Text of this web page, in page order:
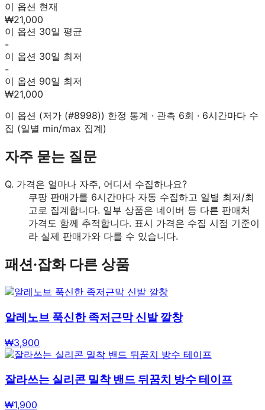
이 옵션 현재
₩21,000
이 옵션 30일 평균
-
이 옵션 30일 최저
-
이 옵션 90일 최저
₩21,000
이 옵션 (저가 (#8998)) 한정 통계 · 관측 6회 · 6시간마다 수
집 (일별 min/max 집계)
자주 묻는 질문
Q. 가격은 얼마나 자주, 어디서 수집하나요?
쿠팡 판매가를 6시간마다 자동 수집하고 일별 최저/최
고로 집계합니다. 일부 상품은 네이버 등 다른 판매처
가격도 함께 추적합니다. 표시 가격은 수집 시점 기준이
라 실제 판매가와 다를 수 있습니다.
패션·잡화다른 상품
알레노브 푹신한 족저근막 신발 깔창
₩3,900
잘라쓰는 실리콘 밀착 밴드 뒤꿈치 방수 테이프
₩1,900